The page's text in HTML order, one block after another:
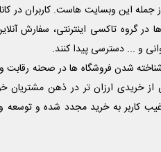
جمله این وبسایت ‌هاست. کاربران در
گروه تاکسی اینترنتی، سفارش آنلاین
و ... دسترسی پیدا کنند.
شناخته شدن فروشگاه ها در صحنه
خریدی ارزان تر در ذهن مشتریان
کاربر به خرید مجدد شده و